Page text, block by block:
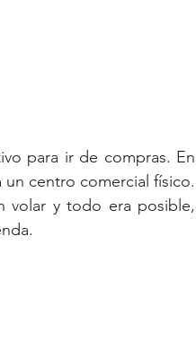
para ir de compras. En
un centro comercial físico.
volar y todo era posible,